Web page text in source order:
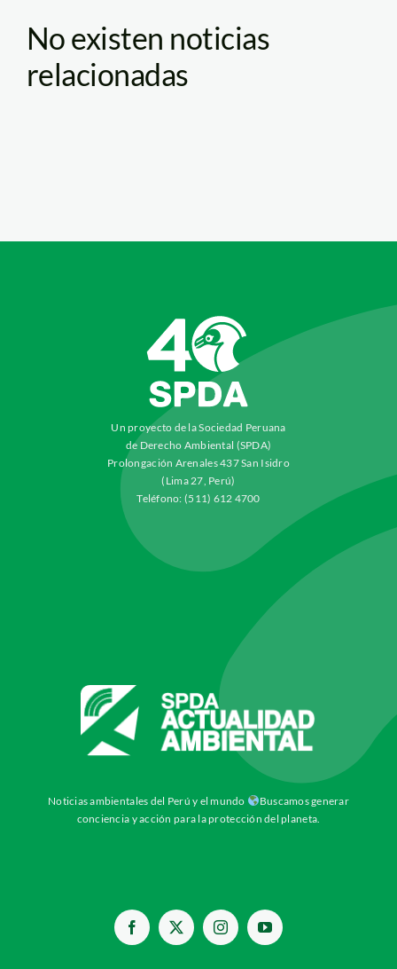
No existen noticias
relacionadas
Un proyecto de la Sociedad Peruana
de Derecho Ambiental (SPDA)
Prolongación Arenales 437 San Isidro
(Lima 27, Perú)
Teléfono: (511) 612 4700
Noticias ambientales del Perú y el mundo
Buscamos generar
conciencia y acción para la protección del planeta.